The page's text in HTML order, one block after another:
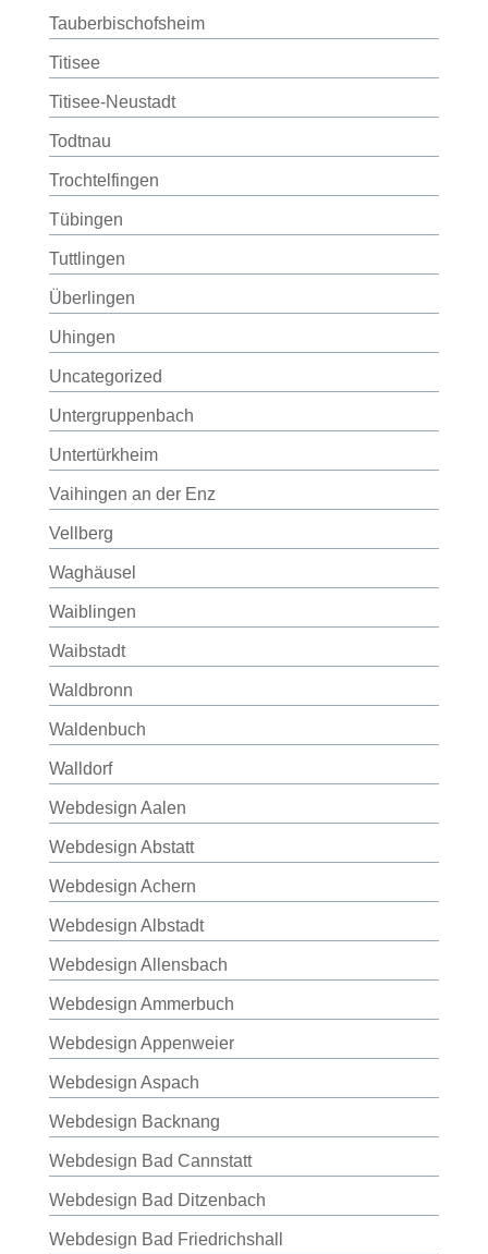
Tauberbischofsheim
Titisee
Titisee-Neustadt
Todtnau
Trochtelfingen
Tübingen
Tuttlingen
Überlingen
Uhingen
Uncategorized
Untergruppenbach
Untertürkheim
Vaihingen an der Enz
Vellberg
Waghäusel
Waiblingen
Waibstadt
Waldbronn
Waldenbuch
Walldorf
Webdesign Aalen
Webdesign Abstatt
Webdesign Achern
Webdesign Albstadt
Webdesign Allensbach
Webdesign Ammerbuch
Webdesign Appenweier
Webdesign Aspach
Webdesign Backnang
Webdesign Bad Cannstatt
Webdesign Bad Ditzenbach
Webdesign Bad Friedrichshall